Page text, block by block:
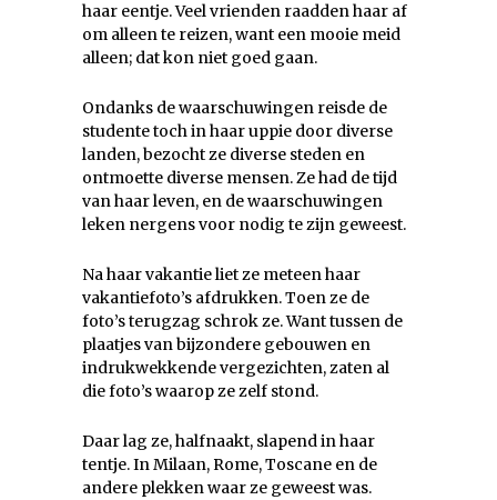
haar eentje. Veel vrienden raadden haar af
om alleen te reizen, want een mooie meid
alleen; dat kon niet goed gaan.
Ondanks de waarschuwingen reisde de
studente toch in haar uppie door diverse
landen, bezocht ze diverse steden en
ontmoette diverse mensen. Ze had de tijd
van haar leven, en de waarschuwingen
leken nergens voor nodig te zijn geweest.
Na haar vakantie liet ze meteen haar
vakantiefoto’s afdrukken. Toen ze de
foto’s terugzag schrok ze. Want tussen de
plaatjes van bijzondere gebouwen en
indrukwekkende vergezichten, zaten al
die foto’s waarop ze zelf stond.
Daar lag ze, halfnaakt, slapend in haar
tentje. In Milaan, Rome, Toscane en de
andere plekken waar ze geweest was.